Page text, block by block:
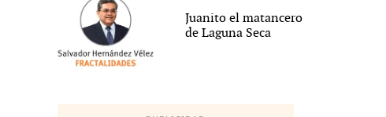
Juanito el matancero
de Laguna Seca